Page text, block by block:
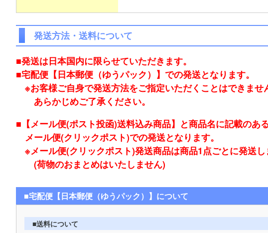
発送方法・送料について
■発送は日本国内に限らせていただきます。
■宅配便【日本郵便（ゆうパック）】での発送となります。
※お客様ご自身で発送方法をご指定いただくことはできませ
あらかじめご了承ください。
■【メール便(ポスト投函)送料込み商品】と商品名に記載のあ
メール便(クリックポスト)での発送となります。
※メール便(クリックポスト)発送商品は商品1点ごとに発送
(荷物のおまとめはいたしません)
■宅配便【日本郵便（ゆうパック）】について
■送料について